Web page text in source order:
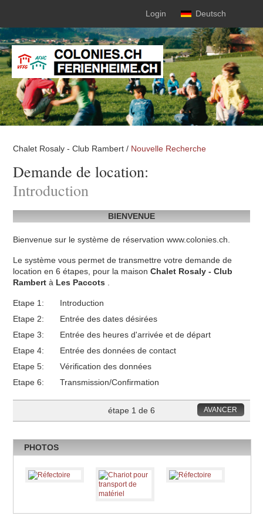
Login Deutsch
Chalet Rosaly - Club Rambert / Nouvelle Recherche
Demande de location:
Introduction
BIENVENUE
Bienvenue sur le système de réservation www.colonies.ch.
Le système vous permet de transmettre votre demande de
location en 6 étapes, pour la maisonChalet Rosaly - Club
Rambert à Les Paccots
Etape 1:
Introduction
Etape 2:
Entrée des dates désirées
Etape 3:
Entrée des heures d'arrivée et de départ
Etape 4:
Entrée des données de contact
Etape 5:
Vérification des données
Etape 6:
Transmission/Confirmation
étape 1 de 6 AVANCER
PHOTOS